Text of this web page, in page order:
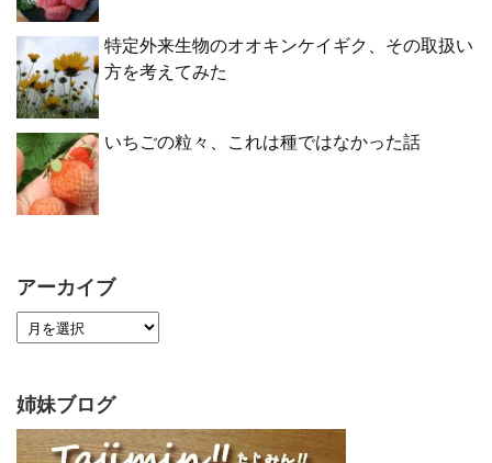
特定外来生物のオオキンケイギク、その取扱い
方を考えてみた
いちごの粒々、これは種ではなかった話
アーカイブ
姉妹ブログ